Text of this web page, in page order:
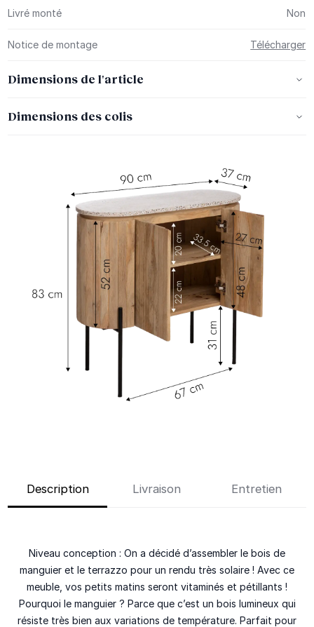
Livré monté Non
Notice de montage Télécharger
Dimensions de l'article
Dimensions des colis
Description Livraison Entretien
Niveau conception : On a décidé d’assembler le bois de
manguier et le terrazzo pour un rendu très solaire ! Avec ce
meuble, vos petits matins seront vitaminés et pétillants !
Pourquoi le manguier ? Parce que c’est un bois lumineux qui
résiste très bien aux variations de température. Parfait pour